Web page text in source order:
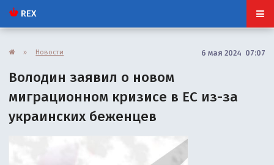
REX
» Новости 6 мая 2024 07:07
Володин заявил о новом
миграционном кризисе в ЕС из-за
украинских беженцев